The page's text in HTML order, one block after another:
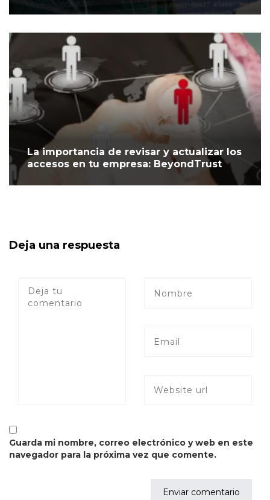
La importancia de revisar y actualizar los
accesos en tu empresa: BeyondTrust
Deja una respuesta
Guarda mi nombre, correo electrónico y web en este
navegador para la próxima vez que comente.